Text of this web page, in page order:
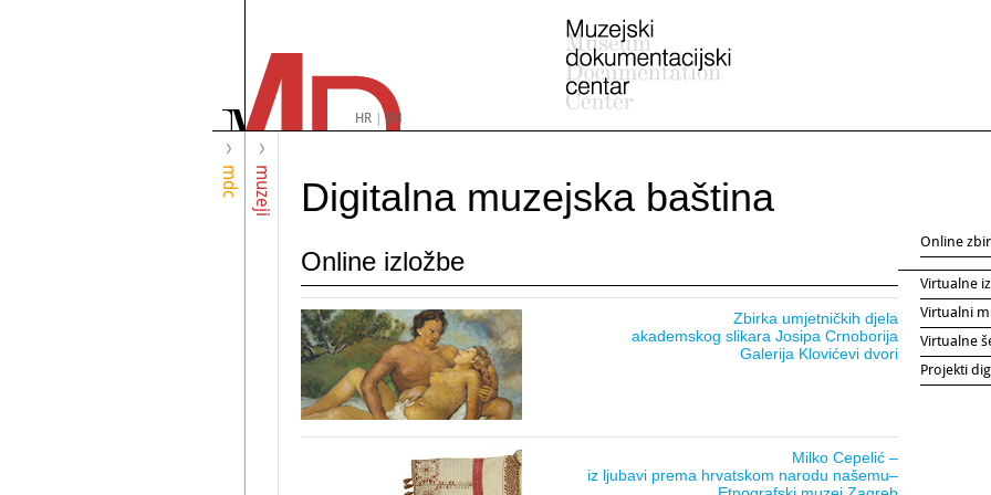
HR|EN
mdc muzeji Digitalna muzejska baština
Online izložbe
Zbirka umjetničkih djela
akademskog slikara Josipa Crnoborija
Galerija Klovićevi dvori
Milko Cepelić –
iz ljubavi prema hrvatskom narodu našemu–
Online
Virtualne
Virtualni
Virtualne
Projekti